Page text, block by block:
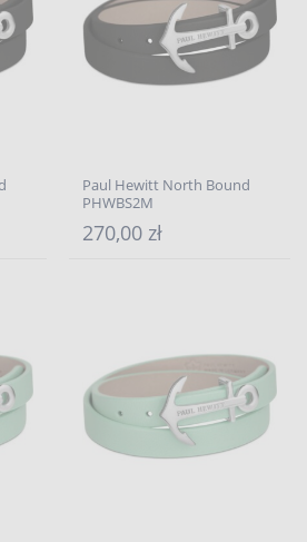
Paul Hewitt North Bound
PHWBS2M
270,00 zł